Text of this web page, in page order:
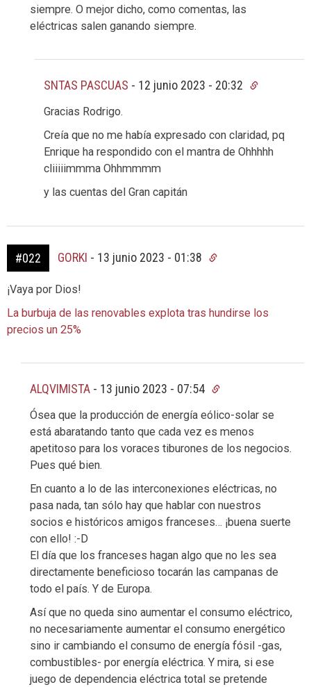
siempre. O mejor dicho, como comentas, las
eléctricas salen ganando siempre.
SNTAS PASCUAS - 12 junio 2023 - 20:32
Gracias Rodrigo.
Creía que no me había expresado con claridad, pq
Enrique ha respondido con el mantra de Ohhhhh
cliiiiimmma Ohhmmmm
y las cuentas del Gran capitán
#022 GORKI - 13 junio 2023 - 01:38
¡Vaya por Dios!
La burbuja de las renovables explota tras hundirse los
precios un 25%
ALQVIMISTA - 13 junio 2023 - 07:54
Ósea que la producción de energía eólico-solar se
está abaratando tanto que cada vez es menos
apetitoso para los voraces tiburones de los negocios.
Pues qué bien.
En cuanto a lo de las interconexiones eléctricas, no
pasa nada, tan sólo hay que hablar con nuestros
socios e históricos amigos franceses… ¡buena suerte
con ello! :-D
El día que los franceses hagan algo que no les sea
directamente beneficioso tocarán las campanas de
todo el país. Y de Europa.
Así que no queda sino aumentar el consumo eléctrico,
no necesariamente aumentar el consumo energético
sino ir cambiando el consumo de energía fósil -gas,
combustibles- por energía eléctrica. Y mira, si ese
juego de dependencia eléctrica total se pretende